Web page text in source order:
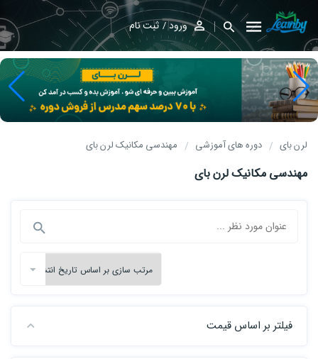
ورود ثبت نام
لرن بای دوره های آموزشی مهندسی مکانیک لرن بای
مهندسی مکانیک لرن بای
فیلتر بر اساس قیمت